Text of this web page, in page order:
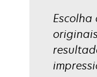
Escolha